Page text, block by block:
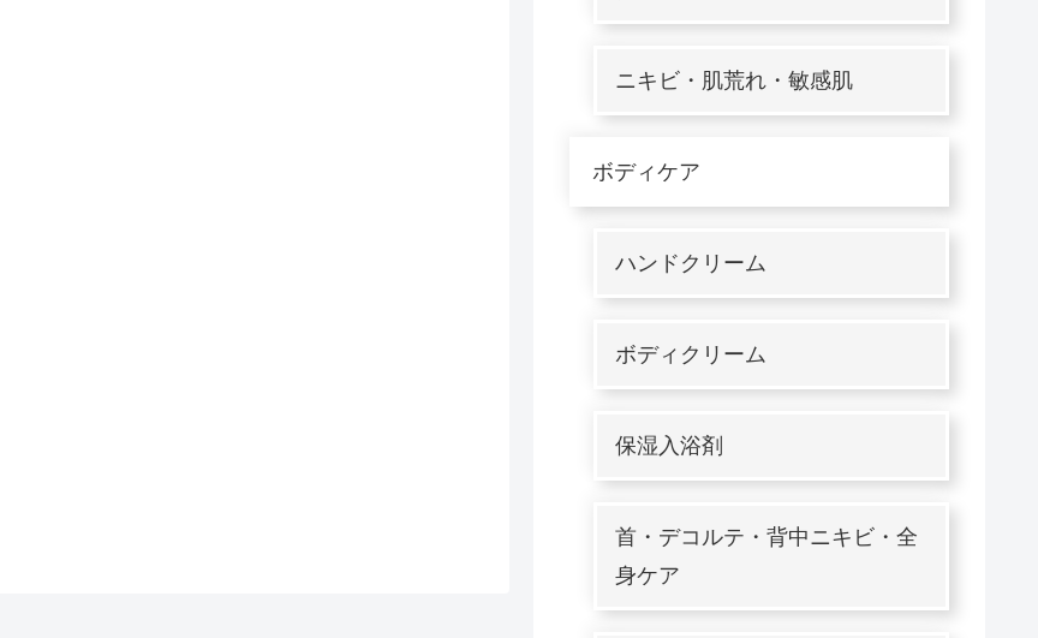
ニキビ・肌荒れ・敏感肌
ボディケア
ハンドクリーム
ボディクリーム
保湿入浴剤
首・デコルテ・背中ニキビ・全
身ケア